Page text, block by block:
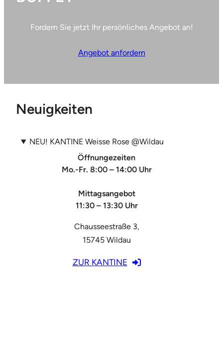
Fordern Sie jetzt Ihr persönliches Angebot an!
Angebot anfordern
Neuigkeiten
NEU! KANTINE Weisse Rose @Wildau
Öffnungezeiten
Mo.-Fr. 8:00 – 14:00 Uhr
Mittagsangebot
11:30 – 13:30 Uhr
Chausseestraße 3,
15745 Wildau
ZUR KANTINE